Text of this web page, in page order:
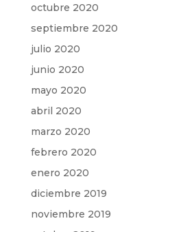
octubre 2020
septiembre 2020
julio 2020
junio 2020
mayo 2020
abril 2020
marzo 2020
febrero 2020
enero 2020
diciembre 2019
noviembre 2019